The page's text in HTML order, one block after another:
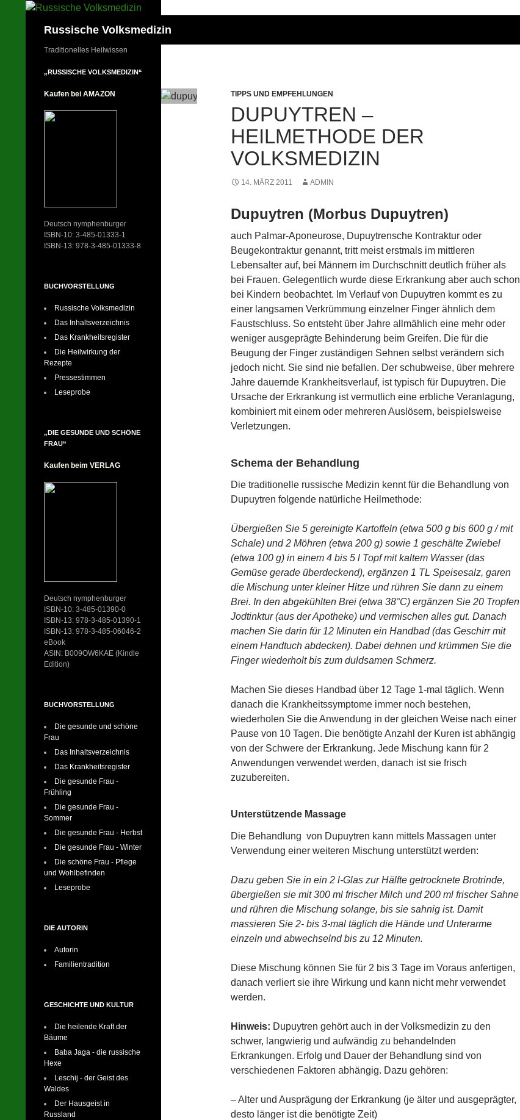
Russische Volksmedizin
TIPPS UND EMPFEHLUNGEN
DUPUYTREN –
HEILMETHODE DER
VOLKSMEDIZIN
14. MÄRZ 2011 ADMIN
Dupuytren (Morbus Dupuytren)
auch Palmar-Aponeurose, Dupuytrensche Kontraktur oder
Beugekontraktur genannt, tritt meist erstmals im mittleren
Lebensalter auf, bei Männern im Durchschnitt deutlich früher als
bei Frauen. Gelegentlich wurde diese Erkrankung aber auch schon
bei Kindern beobachtet. Im Verlauf von Dupuytren kommt es zu
einer langsamen Verkrümmung einzelner Finger ähnlich dem
Faustschluss. So entsteht über Jahre allmählich eine mehr oder
weniger ausgeprägte Behinderung beim Greifen. Die für die
Beugung der Finger zuständigen Sehnen selbst verändern sich
jedoch nicht. Sie sind nie befallen. Der schubweise, über mehrere
Jahre dauernde Krankheitsverlauf, ist typisch für Dupuytren. Die
Ursache der Erkrankung ist vermutlich eine erbliche Veranlagung,
kombiniert mit einem oder mehreren Auslösern, beispielsweise
Verletzungen.
Schema der Behandlung
Die traditionelle russische Medizin kennt für die Behandlung von
Dupuytren folgende natürliche Heilmethode:
Übergießen Sie 5 gereinigte Kartoffeln (etwa 500 g bis 600 g / mit
Schale) und 2 Möhren (etwa 200 g) sowie 1 geschälte Zwiebel
(etwa 100 g) in einem 4 bis 5 l Topf mit kaltem Wasser (das
Gemüse gerade überdeckend), ergänzen 1 TL Speisesalz, garen
die Mischung unter kleiner Hitze und rühren Sie dann zu einem
Brei. In den abgekühlten Brei (etwa 38°C) ergänzen Sie 20 Tropfen
Jodtinktur (aus der Apotheke) und vermischen alles gut. Danach
machen Sie darin für 12 Minuten ein Handbad (das Geschirr mit
einem Handtuch abdecken). Dabei dehnen und krümmen Sie die
Finger wiederholt bis zum duldsamen Schmerz.
Machen Sie dieses Handbad über 12 Tage 1-mal täglich. Wenn
danach die Krankheitssymptome immer noch bestehen,
wiederholen Sie die Anwendung in der gleichen Weise nach einer
Pause von 10 Tagen. Die benötigte Anzahl der Kuren ist abhängig
von der Schwere der Erkrankung. Jede Mischung kann für 2
Anwendungen verwendet werden, danach ist sie frisch
zuzubereiten.
Unterstützende Massage
Die Behandlung von Dupuytren kann mittels Massagen unter
Verwendung einer weiteren Mischung unterstützt werden:
Dazu geben Sie in ein 2 l-Glas zur Hälfte getrocknete Brotrinde,
übergießen sie mit 300 ml frischer Milch und 200 ml frischer Sahne
und rühren die Mischung solange, bis sie sahnig ist. Damit
massieren Sie 2- bis 3-mal täglich die Hände und Unterarme
einzeln und abwechselnd bis zu 12 Minuten.
Diese Mischung können Sie für 2 bis 3 Tage im Voraus anfertigen,
danach verliert sie ihre Wirkung und kann nicht mehr verwendet
werden.
Hinweis: Dupuytren gehört auch in der Volksmedizin zu den
schwer, langwierig und aufwändig zu behandelnden
Erkrankungen. Erfolg und Dauer der Behandlung sind von
verschiedenen Faktoren abhängig. Dazu gehören:
– Alter und Ausprägung der Erkrankung (je älter und ausgeprägter,
desto länger ist die benötigte Zeit)
Traditionelles Heilwissen
„RUSSISCHE VOLKSMEDIZIN“
Kaufen bei AMAZON
Deutsch nymphenburger
ISBN-10: 3-485-01333-1
ISBN-13: 978-3-485-01333-8
BUCHVORSTELLUNG
Russische Volksmedizin
Das Inhaltsverzeichnis
Das Krankheitsregister
Die Heilwirkung der
Rezepte
Pressestimmen
Leseprobe
„DIE GESUNDE UND SCHÖNE
FRAU“
Kaufen beim VERLAG
Deutsch nymphenburger
ISBN-10: 3-485-01390-0
ISBN-13: 978-3-485-01390-1
ISBN-13: 978-3-485-06046-2
eBook
ASIN: B009OW6KAE (Kindle
Edition)
BUCHVORSTELLUNG
Die gesunde und schöne
Frau
Das Inhaltsverzeichnis
Das Krankheitsregister
Die gesunde Frau -
Frühling
Die gesunde Frau -
Sommer
Die gesunde Frau - Herbst
Die gesunde Frau - Winter
Die schöne Frau - Pflege
und Wohlbefinden
Leseprobe
DIE AUTORIN
Autorin
Familientradition
GESCHICHTE UND KULTUR
Die heilende Kraft der
Bäume
Baba Jaga - die russische
Hexe
Leschij - der Geist des
Waldes
Der Hausgeist in
Russland